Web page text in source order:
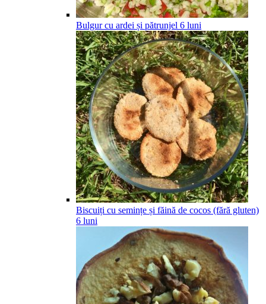
Bulgur cu ardei și pătrunjel 6 luni
Biscuiți cu semințe și făină de cocos (fără gluten)
6 luni